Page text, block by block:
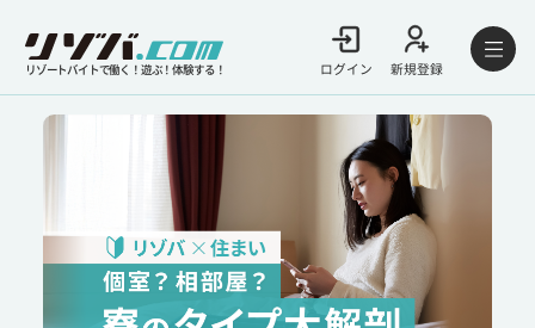
リゾートバイトで働く！遊ぶ！体験する！ ログイン 新規登録